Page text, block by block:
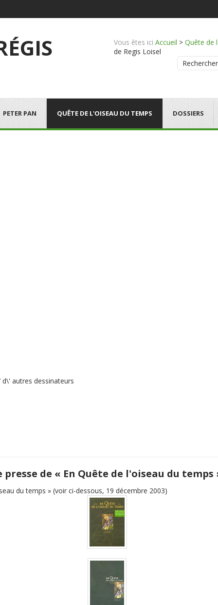
Vous êtes ici Accueil > Quête de
de Regis Loisel
Rechercher
PETER PAN QUÊTE DE L'OISEAU DU TEMPS DOSSIERS
autres dessinateurs
presse de « En Quête de l'oiseau du temps
du temps » (voir ci-dessous, 19 décembre 2003)